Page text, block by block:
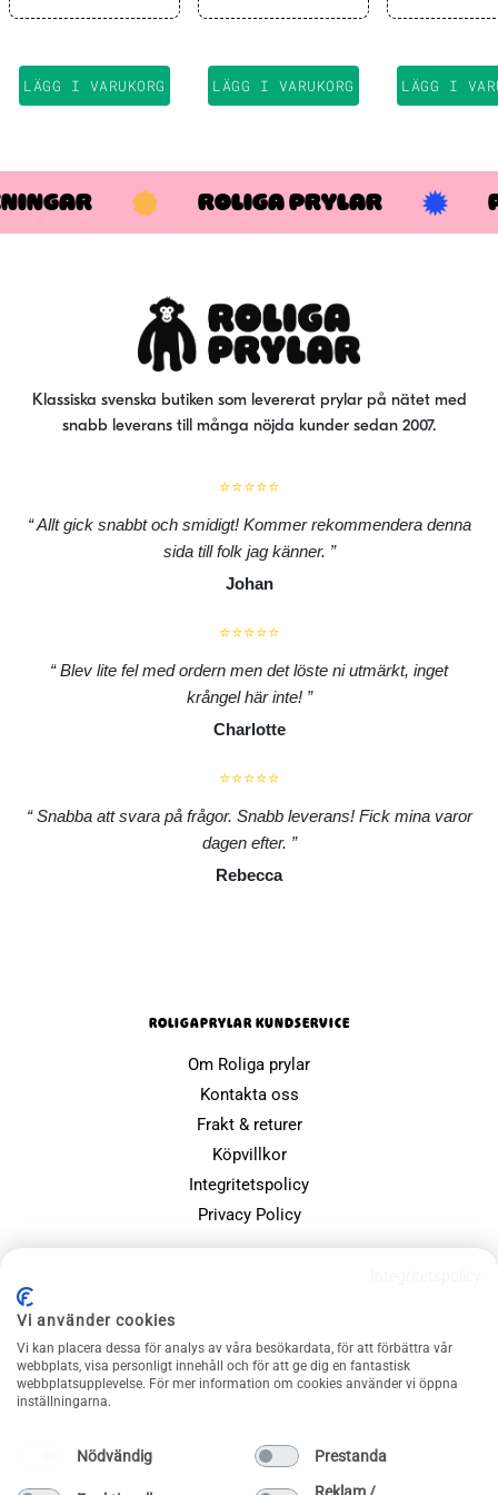
LÄGG I VARUKORG LÄGG I VARUKORG LÄGG I
ROLIGA PRYLAR
Klassiska svenska butiken som levererat prylar på nätet med
snabb leverans till många nöjda kunder sedan 2007.
⭐⭐⭐⭐⭐
Allt gick snabbt och smidigt! Kommer rekommendera denna
sida till folk jag känner.
Johan
⭐⭐⭐⭐⭐
Blev lite fel med ordern men det löste ni utmärkt, inget
krångel här inte!
Charlotte
⭐⭐⭐⭐⭐
Snabba att svara på frågor. Snabb leverans! Fick mina varor
dagen efter.
Rebecca
ROLIGAPRYLAR KUNDSERVICE
Om Roliga prylar
Kontakta oss
Frakt & returer
Köpvillkor
Integritetspolicy
Privacy Policy
Julklappsspelet
Merchandise
Vi använder cookies
Vi kan placera dessa för analys av våra besökardata, för att förbättra vår
webbplats, visa personligt innehåll och för att ge dig en fantastisk
webbplatsupplevelse. För mer information om cookies använder vi öppna
inställningarna.
Nödvändig Prestanda